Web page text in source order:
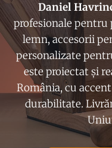
Daniel
profesionale pentru
lemn, accesorii
personalizate
este proiectat și
România, cu
durabilitate.